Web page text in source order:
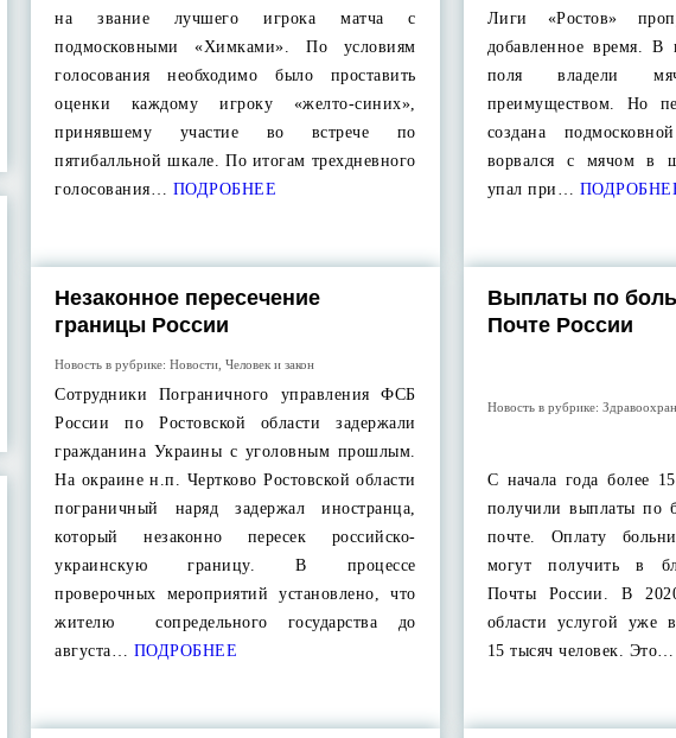
на звание лучшего игрока матча с
подмосковными «Химками». По условиям
голосования необходимо было проставить
оценки каждому игроку «желто-синих»,
принявшему участие во встрече по
пятибалльной шкале. По итогам трехдневного
голосования… ПОДРОБНЕЕ
Лиги «Ростов»
добавленное время. В
поля владели
преимуществом. Но
создана
ворвался с мячом в
упал при…
Незаконное пересечение
границы России
Новость в рубрике:Новости ,Человек и закон
Сотрудники Пограничного управления ФСБ
России по Ростовской области задержали
гражданина Украины с уголовным прошлым.
На окраине н.п. Чертково Ростовской области
пограничный наряд задержал иностранца,
который незаконно пересек российско-
украинскую границу. В процессе
проверочных мероприятий установлено, что
жителю сопредельного государства до
августа… ПОДРОБНЕЕ
Выплаты по
Почте России
Новость в рубрике:
С начала года более
получили выплаты по
почте. Оплату
могут получить в
Почты России. В
области услугой уже
15 тысяч человек. Это…